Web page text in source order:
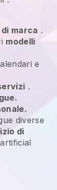
di marca .
modelli
e
.
diverse
di